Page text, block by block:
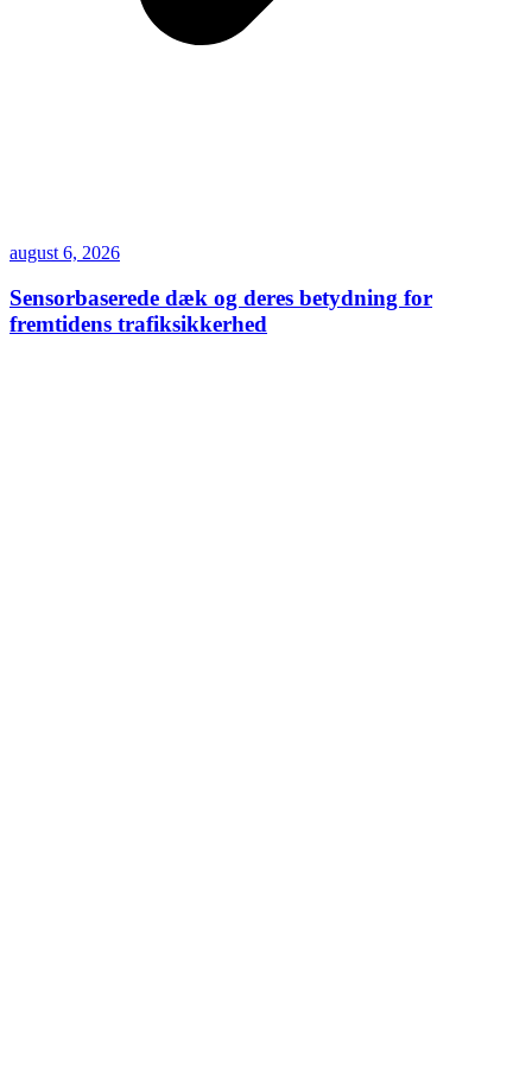
august 6, 2026
Sensorbaserede dæk og deres betydning for
fremtidens trafiksikkerhed